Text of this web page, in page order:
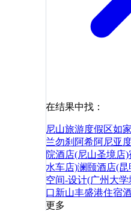
在结果中找：
尼山旅游度假区如
兰勿刹阿希阿尼亚
院酒店(尼山圣境店)
水车店)澜颐酒店(
空间-设计(广州大学
口新山丰盛港住宿
更多